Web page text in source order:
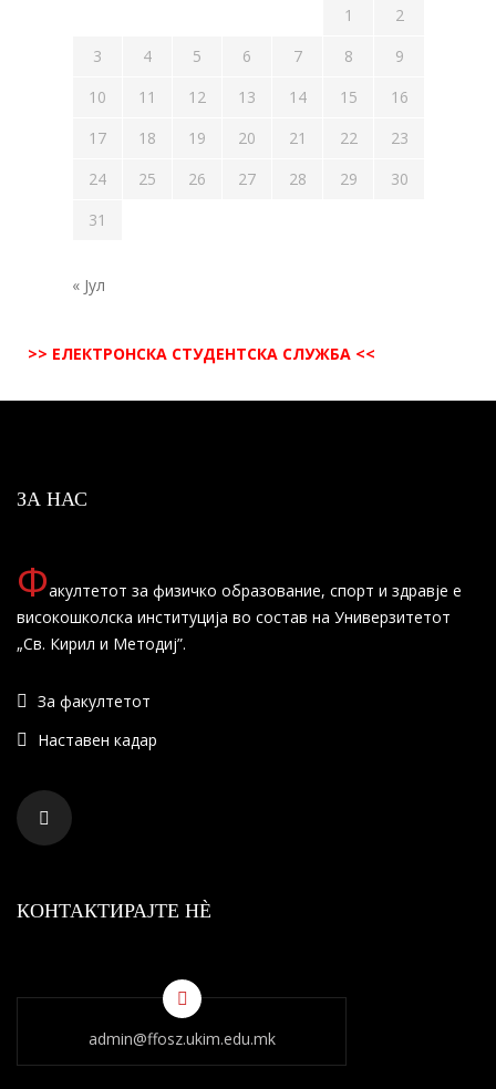
1
2
3
4 5 6 7 8
9
10
11 12 13 14 15
16
17
18 19 20 21 22
23
24
25 26 27 28 29
30
31
« Јул
>> ЕЛЕКТРОНСКА СТУДЕНТСКА СЛУЖБА <<
ЗА НАС
Факултетот за физичко образование, спорт и здравје е
високошколска институција во состав на Универзитетот
„Св. Кирил и Методиј”.
За факултетот
Наставен кадар
КОНТАКТИРАЈТЕ НÈ
admin@ffosz.ukim.edu.mk